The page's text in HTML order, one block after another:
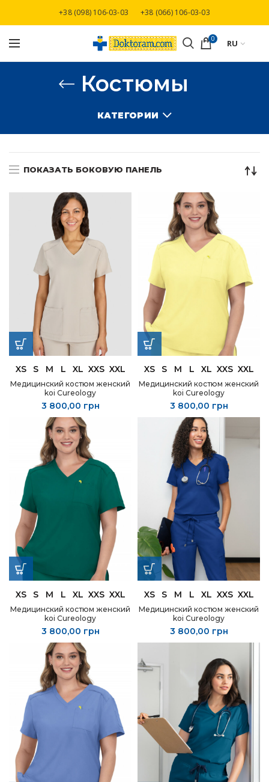
+38 (098) 106-03-03 +38 (066) 106-03-03
0 RU
Костюмы
КАТЕГОРИИ
ПОКАЗАТЬ БОКОВУЮ ПАНЕЛЬ
XS S M L XL XXS XXL
Медицинский костюм женский
koi Cureology
3 800,00 грн
XS S M L XL XXS XXL
Медицинский костюм женский
koi Cureology
3 800,00 грн
XS S M L XL XXS XXL
Медицинский костюм женский
koi Cureology
3 800,00 грн
XS S M L XL XXS XXL
Медицинский костюм женский
koi Cureology
3 800,00 грн
Бесплатная доставка при заказе от 3000 грн